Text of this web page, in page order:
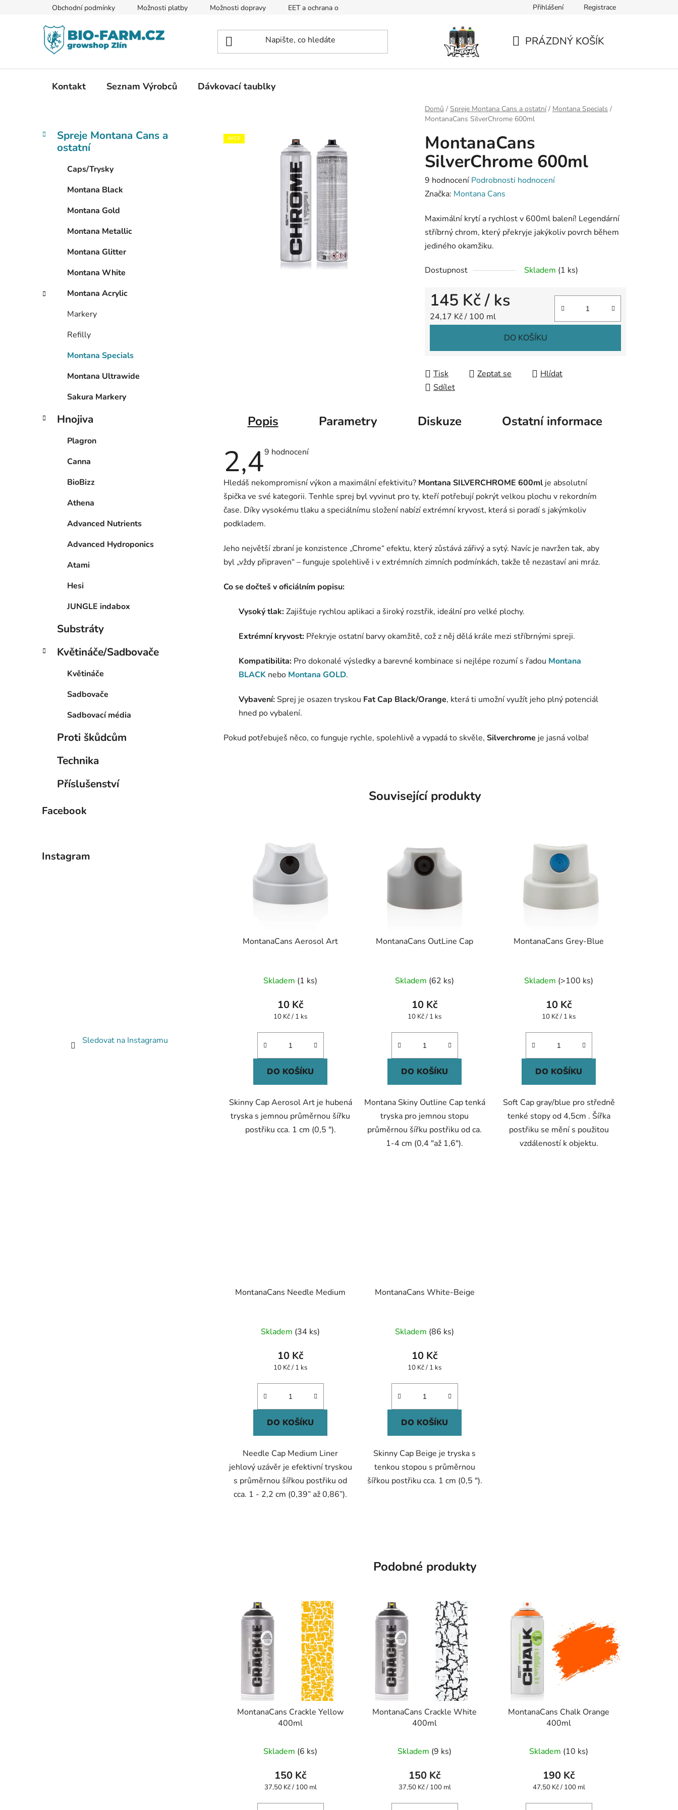
Obchodní podmínky Možnosti platby Možnosti dopravy EET a ochrana osobních údajů Přihlášení Registrace
PRÁZDNÝ KOŠÍK
Kontakt Seznam Výrobců Dávkovací taublky
Domů / Spreje Montana Cans a ostatní / Montana Specials /
MontanaCans SilverChrome 600ml
P
e
l
Přeskočit
kategorie
K
a
Spreje Montana Cans a
ostatní
Caps/Trysky
Montana Black
Montana Gold
Montana Metallic
Montana Glitter
Montana White
Montana Acrylic
Markery
Refilly
Montana Specials
Montana Ultrawide
Sakura Markery
Hnojiva
Plagron
Canna
BioBizz
Athena
Advanced Nutrients
Advanced Hydroponics
Atami
Hesi
JUNGLE indabox
Substráty
Květináče/Sadbovače
Květináče
Sadbovače
Sadbovací média
Proti škůdcům
Technika
Příslušenství
Facebook
Instagram
Sledovat na Instagramu
MontanaCans
SilverChrome 600ml
Průměrné
hodnocení
je
2,4
z
hvězdiček.
9 hodnocení Podrobnosti hodnocení
Značka: Montana Cans
Maximální krytí a rychlost v 600ml balení! Legendární
stříbrný chrom, který překryje jakýkoliv povrch během
jediného okamžiku.
Dostupnost Skladem (1 ks)
145 Kč/ ks
Měrná cena:
24,17 Kč / 100 ml
DO KOŠÍKU
Tisk Zeptat se
Hlídat
Sdílet
AKCE
Popis Parametry Diskuze Ostatní informace
2,4Průměrné
2,4
5
hvězdiček.
9 hodnocení
Hledáš nekompromisní výkon a maximální efektivitu? Montana SILVERCHROME 600ml je absolutní
špička ve své kategorii. Tenhle sprej byl vyvinut pro ty, kteří potřebují pokrýt velkou plochu v rekordním
čase. Díky vysokému tlaku a speciálnímu složení nabízí extrémní kryvost, která si poradí s jakýmkoliv
podkladem.
Jeho největší zbraní je konzistence „Chrome“ efektu, který zůstává zářivý a sytý. Navíc je navržen tak, aby
byl „vždy připraven“ – funguje spolehlivě i v extrémních zimních podmínkách, takže tě nezastaví ani mráz.
Co se dočteš v oficiálním popisu:
Vysoký tlak:Zajišťuje rychlou aplikaci a široký rozstřik, ideální pro velké plochy.
Extrémní kryvost: Překryje ostatní barvy okamžitě, což z něj dělá krále mezi stříbrnými spreji.
Kompatibilita: Pro dokonalé výsledky a barevné kombinace si nejlépe rozumí s řadou Montana
BLACK nebo Montana GOLD.
Vybavení:Sprej je osazen tryskou Fat Cap Black/Orange, která ti umožní využít jeho plný potenciál
hned po vybalení.
Pokud potřebuješ něco, co funguje rychle, spolehlivě a vypadá to skvěle, Silverchrome je jasná volba!
Související produkty
MontanaCans Aerosol Art
hodnocení
produktu
je
z
hvězdiček.
Skladem (1 ks)
10 Kč
Měrná
10 Kč / 1 ks
DO KOŠÍKU
Skinny Cap Aerosol Art je hubená
tryska s jemnou průměrnou šířku
postřiku cca. 1 cm (0,5 ").
MontanaCans OutLine Cap
hodnocení
produktu
je
z
hvězdiček.
Skladem (62 ks)
10 Kč
Měrná
10 Kč / 1 ks
DO KOŠÍKU
Montana Skiny Outline Cap tenká
tryska pro jemnou stopu
průměrnou šířku postřiku od ca.
1-4 cm (0,4 "až 1,6").
MontanaCans Grey-Blue
Skladem (>100 ks)
10 Kč
Měrná
10 Kč / 1 ks
DO KOŠÍKU
Soft Cap gray/blue pro středně
tenké stopy od 4,5cm . Šířka
postřiku se mění s použitou
vzdáleností k objektu.
MontanaCans Needle Medium
hodnocení
produktu
je
z
hvězdiček.
Skladem (34 ks)
10 Kč
Měrná
10 Kč / 1 ks
DO KOŠÍKU
Needle Cap Medium Liner
jehlový uzávěr je efektivní tryskou
s průměrnou šířkou postřiku od
cca. 1 - 2,2 cm (0,39” až 0,86”).
MontanaCans White-Beige
hodnocení
produktu
je
z
hvězdiček.
Skladem (86 ks)
10 Kč
Měrná
10 Kč / 1 ks
DO KOŠÍKU
Skinny Cap Beige je tryska s
tenkou stopou s průměrnou
šířkou postřiku cca. 1 cm (0,5 ").
Podobné produkty
MontanaCans Crackle Yellow
400ml
Skladem (6 ks)
150 Kč
Měrná
37,50 Kč / 100 ml
MontanaCans Crackle White
400ml
Skladem (9 ks)
150 Kč
Měrná
37,50 Kč / 100 ml
MontanaCans Chalk Orange
400ml
Skladem (10 ks)
190 Kč
Měrná
47,50 Kč / 100 ml